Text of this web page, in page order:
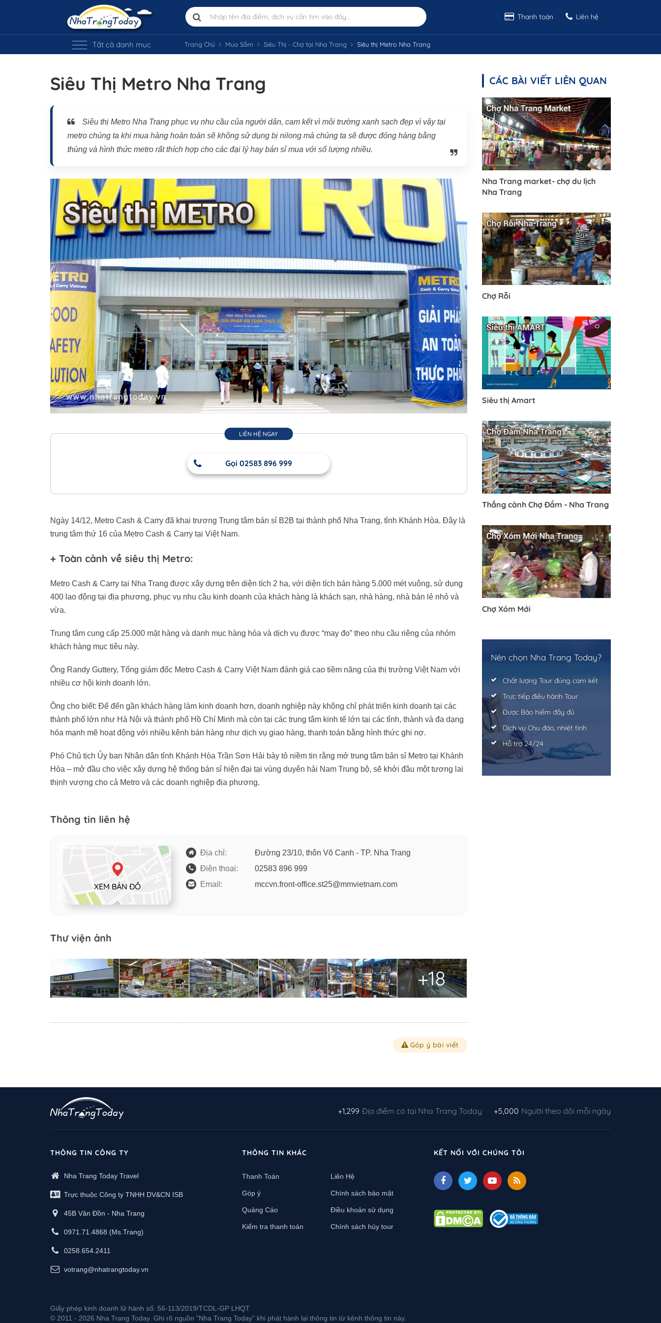
Thanh toán Liên hệ
Tất cả danh mục Trang Chủ Mua Sắm Siêu Thị - Chợ tại Nha Trang Siêu thị Metro Nha Trang
Siêu Thị Metro Nha Trang
Siêu thị Metro Nha Trang phục vụ nhu cầu của người dân, cam kết vì môi trường xanh sạch đẹp vì vậy tại
metro chúng ta khi mua hàng hoàn toàn sẽ không sử dụng bị nilong mà chúng ta sẽ được đóng hàng bằng
thùng và hình thức metro rất thích hợp cho các đại lý hay bán sỉ mua với số lượng nhiều.
LIÊN HỆ NGAY
Gọi 02583 896 999
Ngày 14/12, Metro Cash & Carry đã khai trương Trung tâm bán sỉ B2B tại thành phố Nha Trang, tỉnh Khánh Hòa. Đây là
trung tâm thứ 16 của Metro Cash & Carry tại Việt Nam.
+ Toàn cảnh về siêu thị Metro:
Metro Cash & Carry tại Nha Trang được xây dựng trên diện tích 2 ha, với diện tích bán hàng 5.000 mét vuông, sử dụng
400 lao động tại địa phương, phục vụ nhu cầu kinh doanh của khách hàng là khách sạn, nhà hàng, nhà bán lẻ nhỏ và
vừa.
Trung tâm cung cấp 25.000 mặt hàng và danh mục hàng hóa và dịch vụ được “may đo” theo nhu cầu riêng của nhóm
khách hàng mục tiêu này.
Ông Randy Guttery, Tổng giám đốc Metro Cash & Carry Việt Nam đánh giá cao tiềm năng của thị trường Việt Nam với
nhiều cơ hội kinh doanh lớn.
Ông cho biết: Để đến gần khách hàng làm kinh doanh hơn, doanh nghiệp này không chỉ phát triển kinh doanh tại các
thành phố lớn như Hà Nội và thành phố Hồ Chí Minh mà còn tại các trung tâm kinh tế lớn tại các tỉnh, thành và đa dạng
hóa mạnh mẽ hoạt động với nhiều kênh bán hàng như dịch vụ giao hàng, thanh toán bằng hình thức ghi nợ.
Phó Chủ tịch Ủy ban Nhân dân tỉnh Khánh Hòa Trần Sơn Hải bày tỏ niềm tin rằng mở trung tâm bản sỉ Metro tại Khánh
Hòa – mở đầu cho việc xây dựng hệ thống bán sỉ hiện đại tại vùng duyên hải Nam Trung bộ, sẽ khởi đầu một tương lai
thịnh vượng cho cả Metro và các doanh nghiệp địa phương.
Thông tin liên hệ
XEM BẢN ĐỒ
Địa chỉ:
Đường 23/10, thôn Võ Cạnh - TP. Nha Trang
Điện thoại:
02583 896 999
Email:
mccvn.front-office.st25@mmvietnam.com
Vị trí trên bản đồ
Thư viện ảnh
+18
Góp ý bài viết
CÁC BÀI VIẾT LIÊN QUAN
Nha Trang market- chợ du lịch
Nha Trang
Chợ Rỗi
Siêu thị Amart
Thắng cảnh Chợ Đầm - Nha Trang
Chợ Xóm Mới
Nên chọn Nha Trang Today?
Chất lượng Tour đúng cam kết
Trực tiếp điều hành Tour
Được Bảo hiểm đầy đủ
Dịch vụ Chu đáo, nhiệt tình
Hỗ trợ 24/24
+1,299 Địa điểm có tại Nha Trang Today +5,000 Người theo dõi mỗi ngày
THÔNG TIN CÔNG TY
Nha Trang Today Travel
Trực thuộc Công ty TNHH DV&CN ISB
45B Vân Đồn - Nha Trang
0971.71.4868 (Ms.Trang)
0258.654.2411
votrang@nhatrangtoday.vn
THÔNG TIN KHÁC
Thanh Toán Liên Hệ
Góp ý Chính sách bảo mật
Quảng Cáo Điều khoản sử dụng
Kiểm tra thanh toán Chính sách hủy tour
KẾT NỐI VỚI CHÚNG TÔI
Giấy phép kinh doanh lữ hành số: 56-113/2019/TCDL-GP LHQT
© 2011 - 2026 Nha Trang Today. Ghi rõ nguồn "Nha Trang Today" khi phát hành lại thông tin từ kênh thông tin này.